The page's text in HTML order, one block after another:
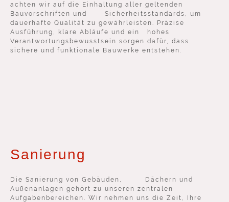
achten wir auf die Einhaltung aller geltenden
Bauvorschriften und Sicherheitsstandards, um
dauerhafte Qualität zu gewährleisten. Präzise
Ausführung, klare Abläufe und ein hohes
Verantwortungsbewusstsein sorgen dafür, dass
sichere und funktionale Bauwerke entstehen.
Sanierung
Die Sanierung von Gebäuden, Dächern und
Außenanlagen gehört zu unseren zentralen
Aufgabenbereichen. Wir nehmen uns die Zeit, Ihre